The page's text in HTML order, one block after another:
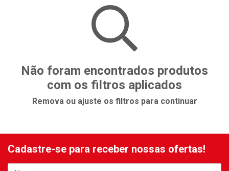
Não foram encontrados produtos
com os filtros aplicados
Remova ou ajuste os filtros para continuar
Cadastre-se para receber nossas ofertas!